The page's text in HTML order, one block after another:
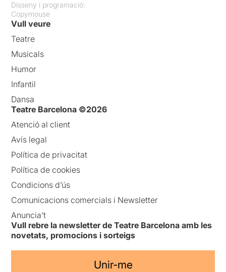
Disseny i programació:
Copymouse
Vull veure
Teatre
Musicals
Humor
Infantil
Dansa
Teatre Barcelona ©2026
Atenció al client
Avís legal
Política de privacitat
Política de cookies
Condicions d’ús
Comunicacions comercials i Newsletter
Anuncia’t
Vull rebre la newsletter de Teatre Barcelona amb les
novetats, promocions i sorteigs
Unir-me